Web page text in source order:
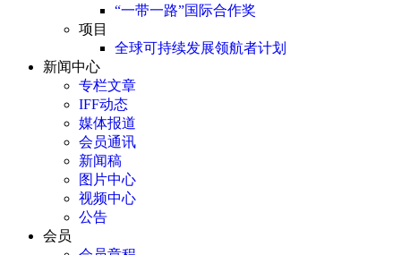
“一带一路”国际合作奖
项目
全球可持续发展领航者计划
新闻中心
专栏文章
IFF动态
媒体报道
会员通讯
新闻稿
图片中心
视频中心
公告
会员